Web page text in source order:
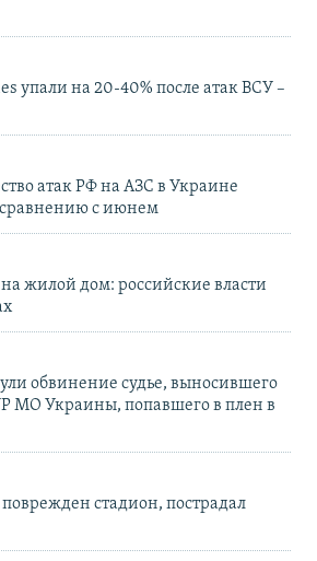
упали на 20-40% после атак ВСУ –
атак РФ на АЗС в Украине
сравнению с июнем
жилой дом: российские власти
обвинение судье, выносившего
МО Украины, попавшего в плен в
стадион, пострадал